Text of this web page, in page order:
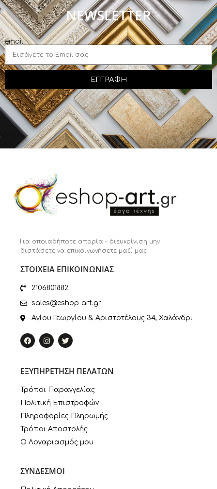
NEWSLETTER
email
ΕΓΓΡΑΦΗ
Για οποιαδήποτε απορία – διευκρίνιση μην
διστάσετε να επικοινωνήσετε μαζί μας
ΣΤΟΙΧΕΙΑ ΕΠΙΚΟΙΝΩΝΙΑΣ
2106801882
sales@eshop-art.gr
Αγίου Γεωργίου & Αριστοτέλους 34, Χαλάνδρι
ΕΞΥΠΗΡΕΤΗΣΗ ΠΕΛΑΤΩΝ
Τρόποι Παραγγελίας
Πολιτική Επιστροφών
Πληροφορίες Πληρωμής
Τρόποι Αποστολής
Ο Λογαριασμός μου
ΣΥΝΔΕΣΜΟΙ